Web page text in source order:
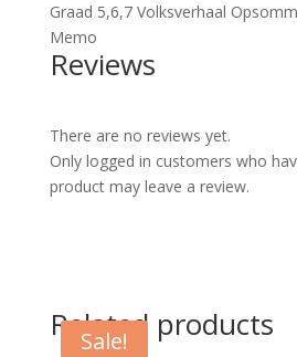
Graad 5,6,7 Volksverhaal
Memo
Reviews
There are no reviews yet.
Only logged in customers who
product may leave a review.
Related products
Sale!